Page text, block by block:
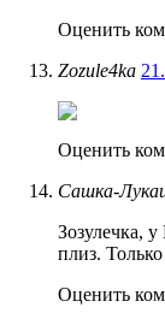
Оценить
Zozule4ka
Оценить
Сашка-
Зозулечка,
плиз.
Оценить